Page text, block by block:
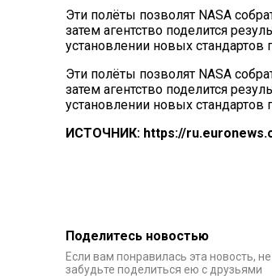
Эти полёты позволят NASA
затем агентство поделится
установлении новых стандартов
Эти полёты позволят NASA
затем агентство поделится
установлении новых стандартов
ИСТОЧНИК: https://
Поделитесь новостью
Если вам понравилась эта новость, не
забудьте поделиться ею с друзьями